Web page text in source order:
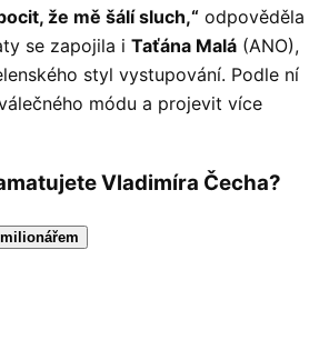
že mě šálí sluch,“ odpověděla
se zapojila i Taťána Malá (ANO),
styl vystupování. Podle ní
módu a projevit více
Vladimíra Čecha?